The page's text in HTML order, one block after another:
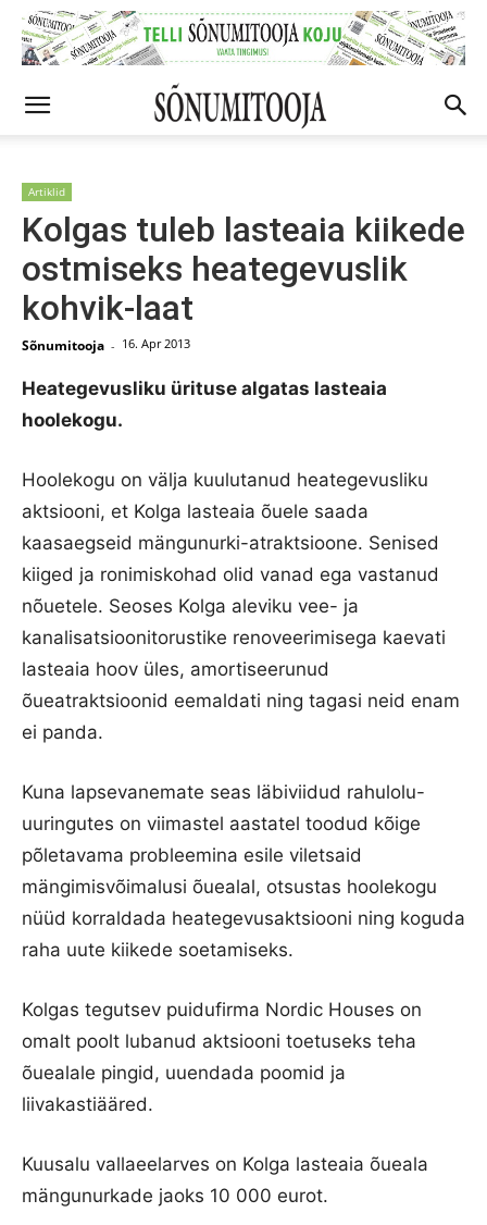
Artiklid
Kolgas tuleb lasteaia kiikede
ostmiseks heategevuslik
kohvik-laat
Sõnumitooja - 16. Apr 2013
Heategevusliku ürituse algatas lasteaia
hoolekogu.
Hoolekogu on välja kuulutanud heategevusliku
aktsiooni, et Kolga lasteaia õuele saada
kaasaegseid mängunurki-atraktsioone. Senised
kiiged ja ronimiskohad olid vanad ega vastanud
nõuetele. Seoses Kolga aleviku vee- ja
kanalisatsioonitorustike renoveerimisega kaevati
lasteaia hoov üles, amortiseerunud
õueatraktsioonid eemaldati ning tagasi neid enam
ei panda.
Kuna lapsevanemate seas läbiviidud rahulolu-
uuringutes on viimastel aastatel toodud kõige
põletavama probleemina esile viletsaid
mängimisvõimalusi õuealal, otsustas hoolekogu
nüüd korraldada heategevusaktsiooni ning koguda
raha uute kiikede soetamiseks.
Kolgas tegutsev puidufirma Nordic Houses on
omalt poolt lubanud aktsiooni toetuseks teha
õuealale pingid, uuendada poomid ja
liivakastiääred.
Kuusalu vallaeelarves on Kolga lasteaia õueala
mängunurkade jaoks 10 000 eurot.